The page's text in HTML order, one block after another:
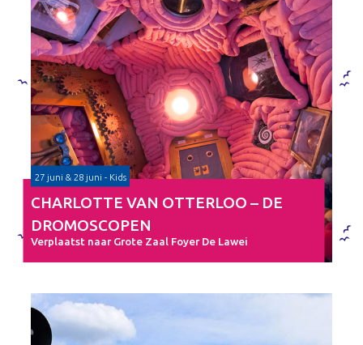
27 juni & 28 juni - Kids
CHARLOTTE VAN OTTERLOO – DE
DROMOSCOPEN
Verplaatst naar Grote Zaal Foyer De Lawei